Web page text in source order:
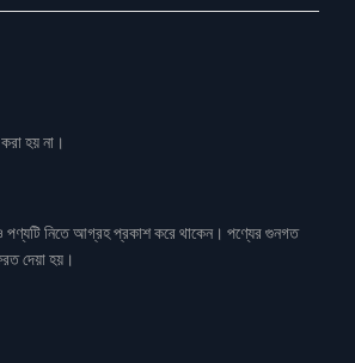
হয় না।
নিতে আগ্রহ প্রকাশ করে থাকেন। পণ্যের গুনগত
দেয়া হয়।